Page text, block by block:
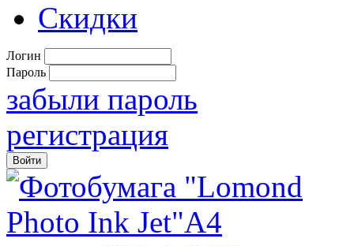
Скидки
Логин
Пароль
забыли пароль
регистрация